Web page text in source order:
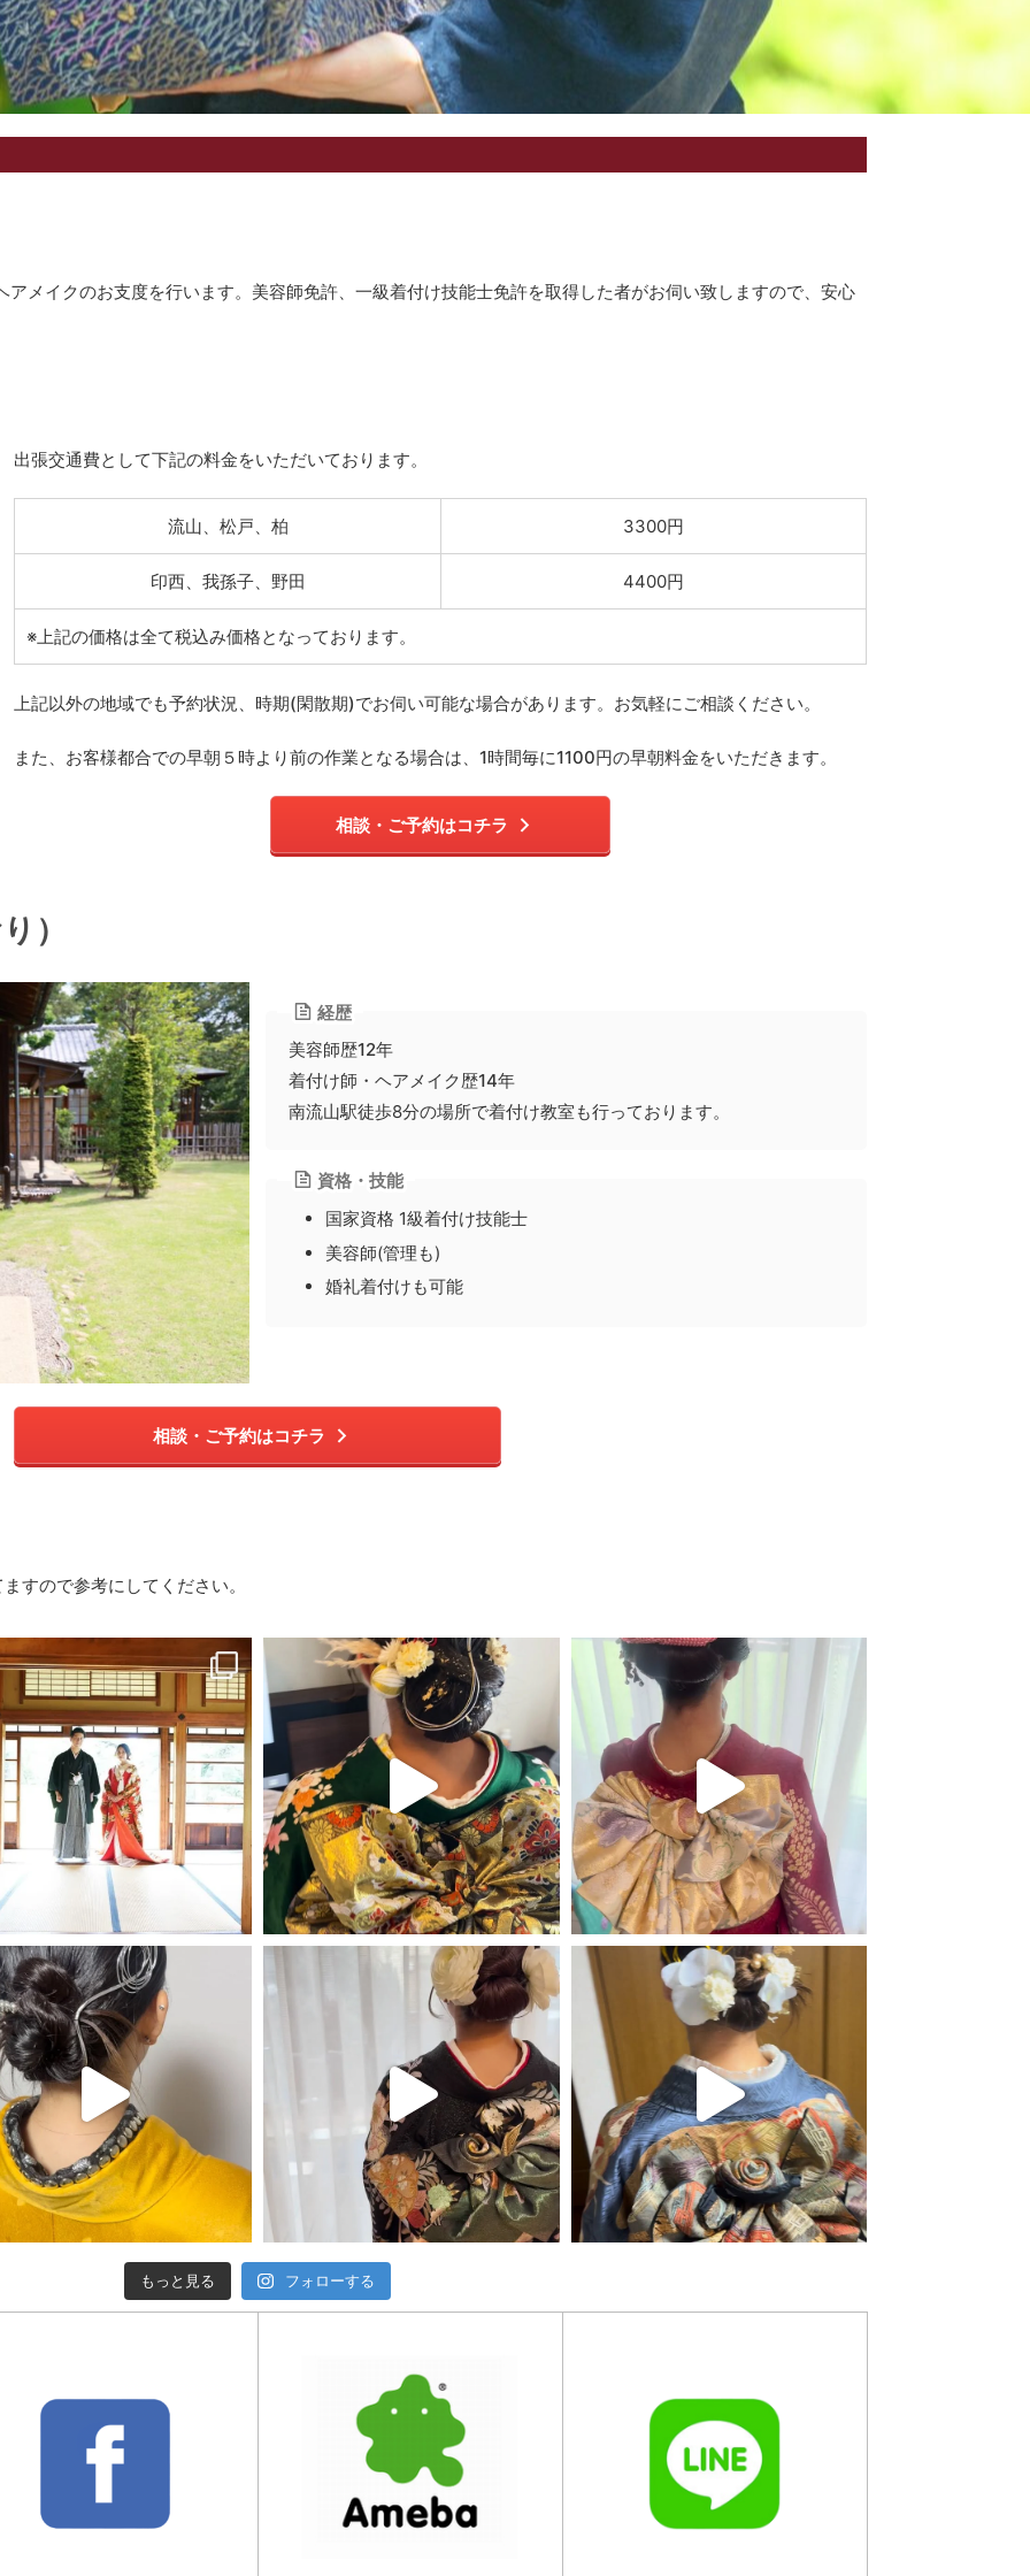
メイクのお支度を行います。美容師免許、一級着付け技能士免許を取得した者がお伺い致しますので、安心
出張交通費として下記の料金をいただいております。
流山、松戸、柏 3300円
印西、我孫子、野田 4400円
※上記の価格は全て税込み価格となっております。
上記以外の地域でも予約状況、時期(閑散期)でお伺い可能な場合があります。お気軽にご相談ください。
また、お客様都合での早朝５時より前の作業となる場合は、1時間毎に1100円の早朝料金をいただきます。
相談・ご予約はコチラ
）
経歴
美容師歴12年
着付け師・ヘアメイク歴14年
南流山駅徒歩8分の場所で着付け教室も行っております。
資格・技能
国家資格 1級着付け技能士
美容師(管理も)
婚礼着付けも可能
相談・ご予約はコチラ
すので参考にしてください。
もっと見る フォローする